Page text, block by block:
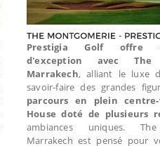
Prestigia Golf offre
d'exception avec The
Marrakech, alliant le luxe
savoir-faire des grandes
parcours en plein centre-
House doté de plusieurs
ambiances uniques.
Marrakech est pensé pour